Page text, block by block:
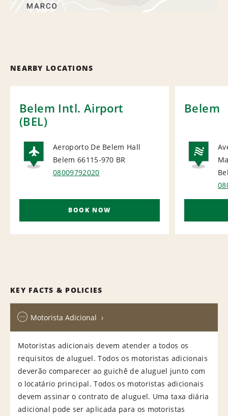
NEARBY LOCATIONS
Belem Intl. Airport
(BEL)
AIRPORT
Aeroporto De Belem Hall
Belem 66115-970 BR
08009792020
BOOK NOW
Belem
KEY FACTS & POLICIES
Motorista Adicional
Motoristas adicionais devem atender a todos os
requisitos de aluguel. Todos os motoristas adicionais
deverão comparecer ao guichê de aluguel junto com
o locatário principal. Todos os motoristas adicionais
devem assinar o contrato de aluguel. Uma taxa diária
adicional pode ser aplicada para os motoristas